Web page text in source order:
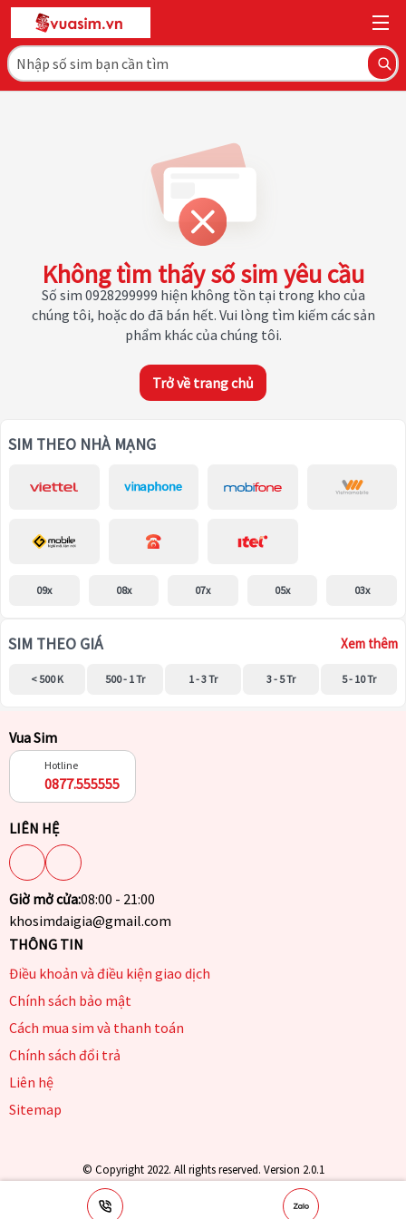
Không tìm thấy số sim yêu cầu
Số sim 0928299999 hiện không tồn tại trong kho của
chúng tôi, hoặc do đã bán hết. Vui lòng tìm kiếm các sản
phẩm khác của chúng tôi.
Trở về trang chủ
SIM THEO NHÀ MẠNG
09x 08x 07x 05x 03x
SIM THEO GIÁ Xem thêm
< 500 K 500 - 1 Tr 1 - 3 Tr 3 - 5 Tr 5 - 10 Tr
Vua Sim
Hotline
0877.555555
LIÊN HỆ
Giờ mở cửa:08:00 - 21:00
khosimdaigia@gmail.com
THÔNG TIN
Điều khoản và điều kiện giao dịch
Chính sách bảo mật
Cách mua sim và thanh toán
Chính sách đổi trả
Liên hệ
Sitemap
© Copyright 2022. All rights reserved. Version 2.0.1